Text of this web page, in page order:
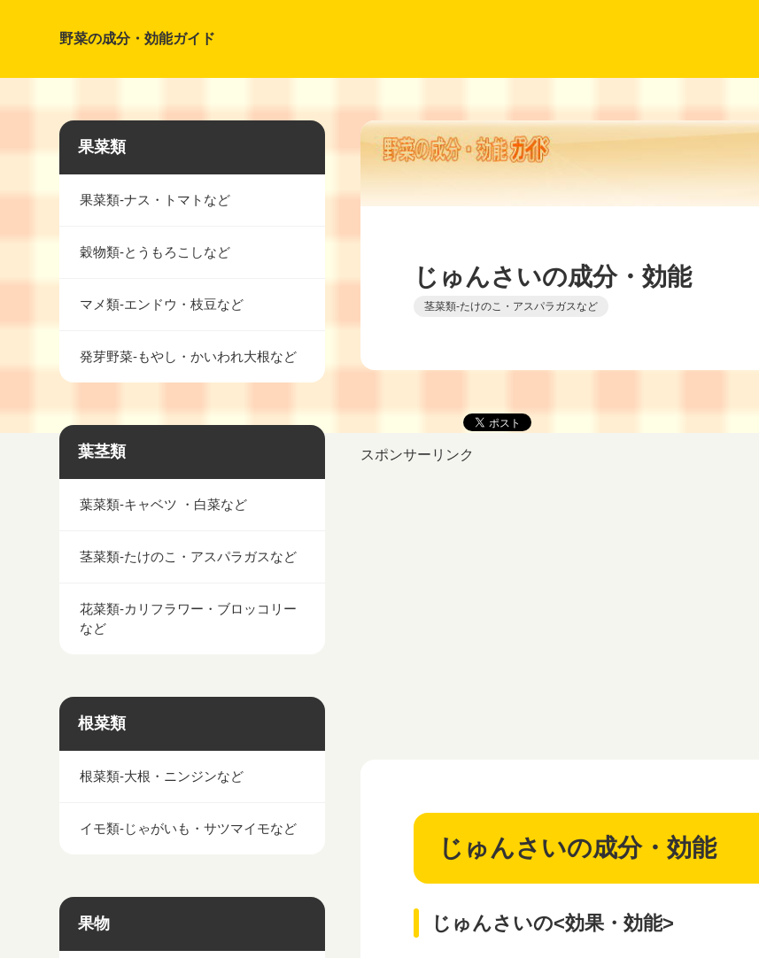
野菜の成分・効能ガイド
じゅんさいの成分・効能
茎菜類-たけのこ・アスパラガスなど
スポンサーリンク
じゅんさいの成分・効能
じゅんさいの<効果・効能>
果菜類
果菜類-ナス・トマトなど
穀物類-とうもろこしなど
マメ類-エンドウ・枝豆など
発芽野菜-もやし・かいわれ大根など
葉茎類
葉菜類-キャベツ ・白菜など
茎菜類-たけのこ・アスパラガスなど
花菜類-カリフラワー・ブロッコリー
など
根菜類
根菜類-大根・ニンジンなど
イモ類-じゃがいも・サツマイモなど
果物